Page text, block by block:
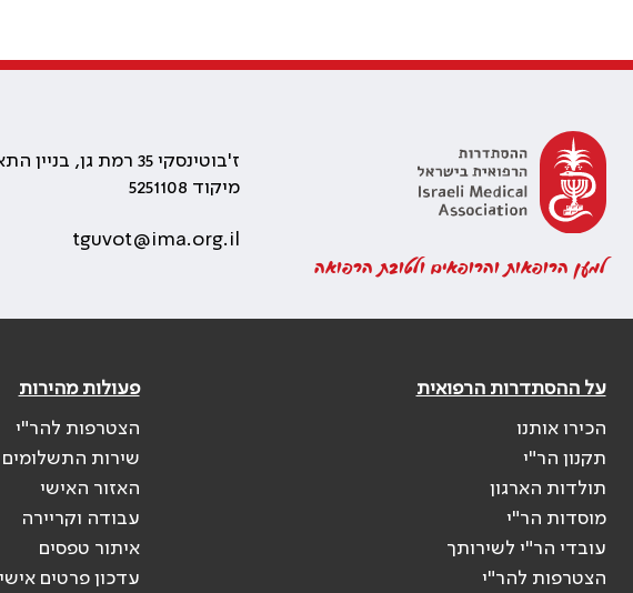
למען הרופאות והרופאים ולטובת הרפואה
ז'בוטינסקי 35 רמת גן, בניין התאומים 2
מיקוד 5251108
tguvot@ima.org.il
על ההסתדרות הרפואית
הכירו אותנו
תקנון הר"י
תולדות הארגון
מוסדות הר"י
עובדי הר"י לשירותך
הצטרפות להר"י
פעולות מהירות
הצטרפות להר"י
שירות התשלומים
האזור האישי
עבודה וקריירה
איתור טפסים
עדכון פרטים